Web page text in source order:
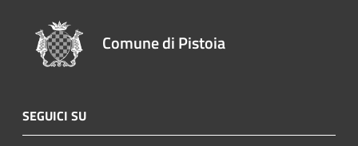
Comune di Pistoia
SEGUICI SU